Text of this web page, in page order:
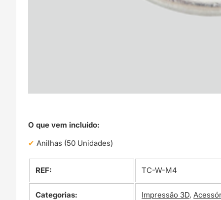
O que vem incluído:
Anilhas (50 Unidades)
REF: TC-W-M4
Categorias: Impressão 3D,